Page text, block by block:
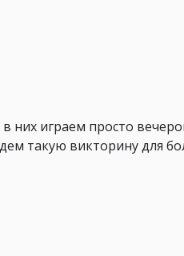
играем просто
такую викторину для